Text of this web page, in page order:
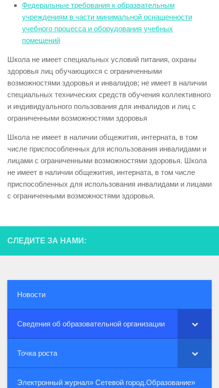
Федеральные требования к образвательным
учреждениям в части минимальной оснащенности
учебного процесса и оборудования учебных
помещений
Школа не имеет специальных условий питания, охраны
здоровья лиц обучающихся с ограниченными
возможностями здоровья и инвалидов; не имеет в наличии
специальных технических средств обучения коллективного
и индивидуального пользования для инвалидов и лиц с
ограниченными возможностями здоровья
Школа не имеет в наличии общежития, интерната, в том
числе приспособленных для использования инвалидами и
лицами с ограниченными возможностями здоровья. Школа
не имеет в наличии общежития, интерната, в том числе
приспособленных для использования инвалидами и лицами
с ограниченными возможностями здоровья.
СЛЕДИТЕ ЗА НАМИ:
Новости
Сведения об образовательной организации
Точка роста
Электронный журнал» Сетевой город.Образование»